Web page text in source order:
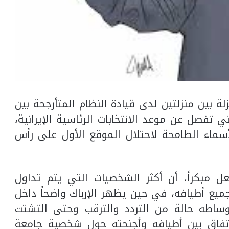
بين منزلتين لدى قيادة النظام المتأرجحة بين
عن موعد الانتخابات الرئاسية الإيرانية،
الطامحة لاحتلال الموقع الأول على رأس
أن أكثر الشخصيات التي يتم تداول
أطيافه، في حين يظهر الإرباك واضحاً داخل
حالة من التردد والترقب وحتى التشتت
بين أطيافه وأجنحته حول شخصية جامعة